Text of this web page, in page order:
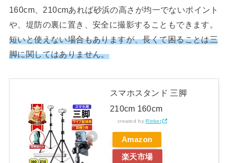
160cm、210cmあれば砂浜の高さが均一でないポイント
や、堤防の裏に置き、安全に撮影することもできます。
短いと使えない場合もありますが、長くて困ることは三
脚に関してはありません。
スマホスタンド 三脚
210cm 160cm
created byRinker
Amazon
楽天市場